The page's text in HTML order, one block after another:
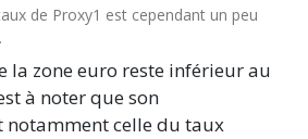
de Proxy1 est cependant un peu
la zone euro reste inférieur au
à noter que son
notamment celle du taux